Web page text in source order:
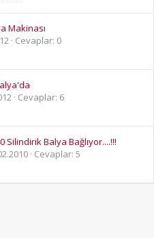
Makinası
Cevaplar: 0
Cevaplar: 6
Silindirik Balya Bağlıyor....!!!
Cevaplar: 5